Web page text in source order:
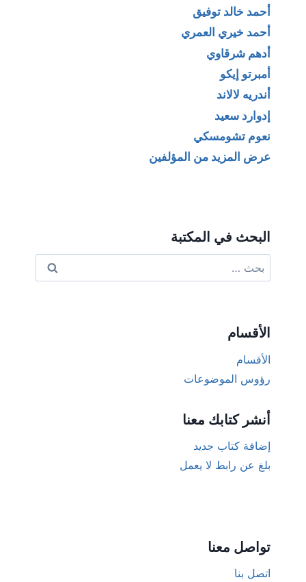
أحمد خالد توفيق
أحمد خيري العمري
أدهم شرقاوي
أمبرتو إيكو
أندريه لالاند
إدوارد سعيد
نعوم تشومسكي
عرض المزيد من المؤلفين
البحث في المكتبة
عن:
الأقسام
الأقسام
رؤوس الموضوعات
أنشر كتابك معنا
إضافة كتاب جديد
بلغ عن رابط لا يعمل
تواصل معنا
اتصل بنا